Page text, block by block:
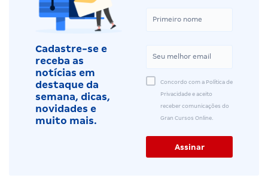
Cadastre-se e
receba as
notícias em
destaque da
semana, dicas,
novidades e
muito mais.
Concordo com a Política de
Privacidade e aceito
receber comunicações do
Gran Cursos Online.